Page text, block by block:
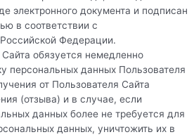
электронного документа и подписан
в соответствии с
Федерации.
обязуется немедленно
персональных данных Пользователя
от Пользователя Сайта
(отзыва) и в случае, если
данных более не требуется для
данных, уничтожить их в